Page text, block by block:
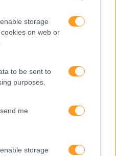
storage
on web or
to be sent to
purposes.
me
storage